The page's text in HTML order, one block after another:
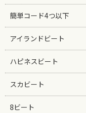
簡単コード4つ以下
アイランドビート
ハピネスビート
スカビート
8ビート